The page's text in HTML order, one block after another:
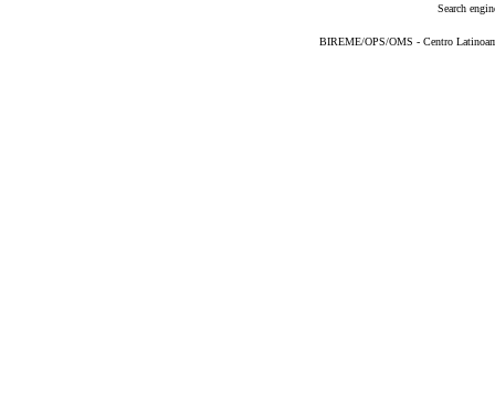
Search
BIREME/OPS/OMS - Centro